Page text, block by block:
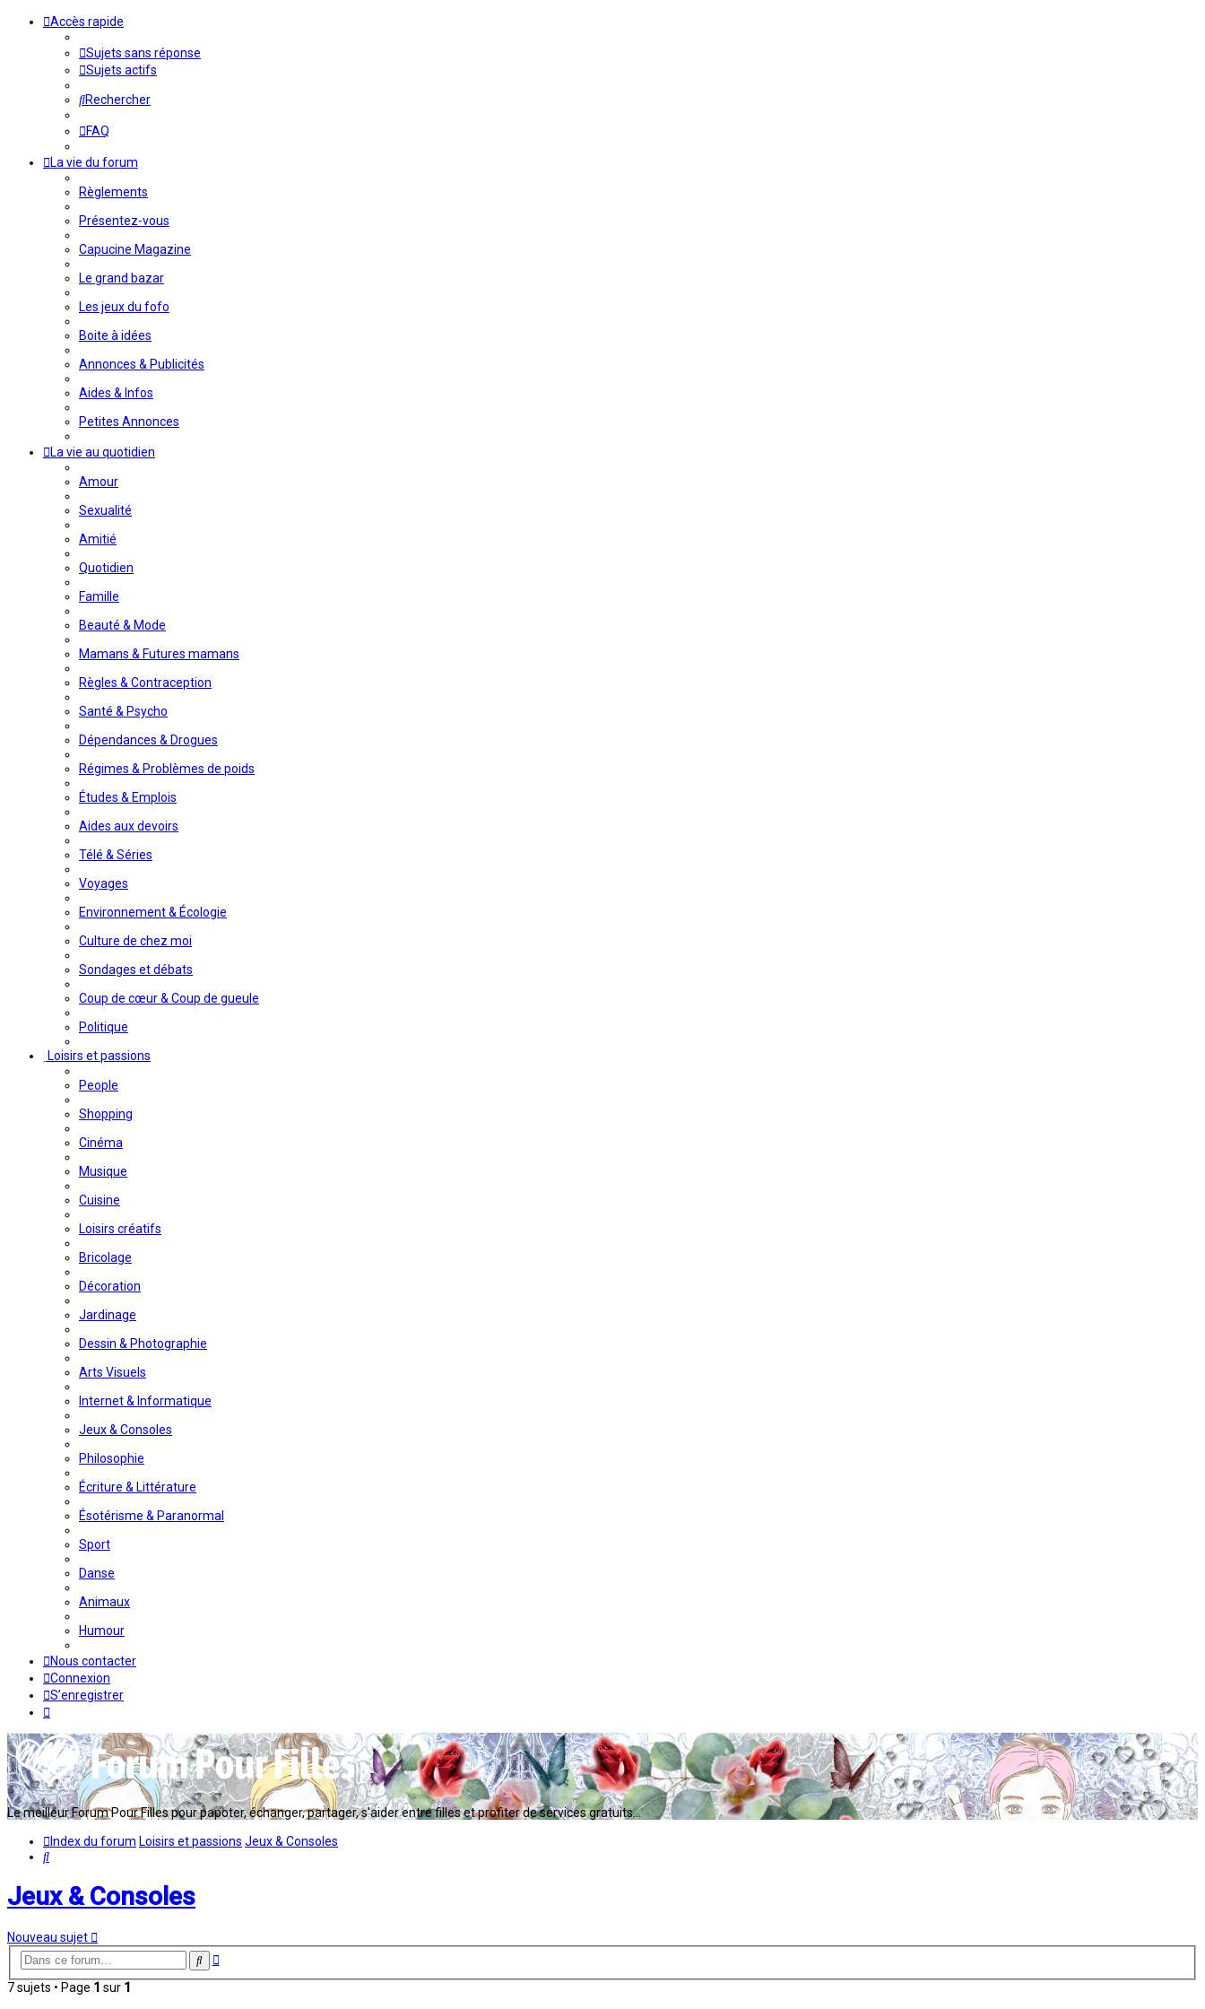
Accès rapide
Sujets sans réponse
Sujets actifs
Rechercher
FAQ
La vie du forum
Règlements
Présentez-vous
Capucine Magazine
Le grand bazar
Les jeux du fofo
Boite à idées
Annonces & Publicités
Aides & Infos
Petites Annonces
La vie au quotidien
Amour
Sexualité
Amitié
Quotidien
Famille
Beauté & Mode
Mamans & Futures mamans
Règles & Contraception
Santé & Psycho
Dépendances & Drogues
Régimes & Problèmes de poids
Études & Emplois
Aides aux devoirs
Télé & Séries
Voyages
Environnement & Écologie
Culture de chez moi
Sondages et débats
Coup de cœur & Coup de gueule
Politique
Loisirs et passions
People
Shopping
Cinéma
Musique
Cuisine
Loisirs créatifs
Bricolage
Décoration
Jardinage
Dessin & Photographie
Arts Visuels
Internet & Informatique
Jeux & Consoles
Philosophie
Écriture & Littérature
Ésotérisme & Paranormal
Sport
Danse
Animaux
Humour
Nous contacter
Connexion
S’enregistrer
Le meilleur Forum Pour Filles pour papoter, échanger, partager, s'aider entre filles et profiter de services gratuits...
Index du forum Loisirs et passions Jeux & Consoles
Rechercher
Jeux & Consoles
Nouveau sujet
Rechercher
Recherche
7 sujets • Page 1 sur 1